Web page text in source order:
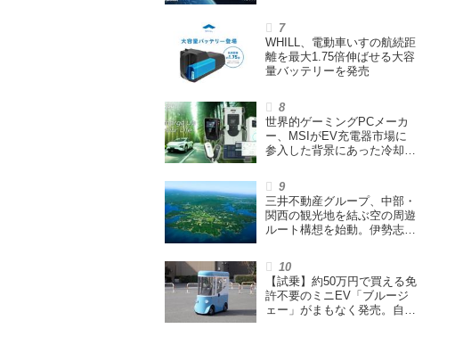
結
WHILL、電動車いすの航続距
離を最大1.75倍伸ばせる大容
量バッテリーを発売
世界的ゲーミングPCメーカ
ー、MSIがEV充電器市場に
参入した背景にあった冷却技
回】
三井不動産グループ、中部・
関西の観光地を結ぶ空の周遊
ルート構想を始動。伊勢志摩
【試乗】約50万円で買える免
許不要のミニEV「ブルージ
ェー」がまもなく発売。自転